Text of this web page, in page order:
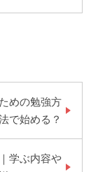
めの勉強方
で始める？
学ぶ内容や